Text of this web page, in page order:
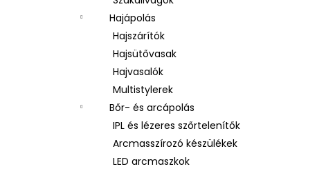
Hajápolás
Hajszárítók
Hajsütővasak
Hajvasalók
Multistylerek
Bőr- és arcápolás
IPL és lézeres szőrtelenítők
Arcmasszírozó készülékek
LED arcmaszkok